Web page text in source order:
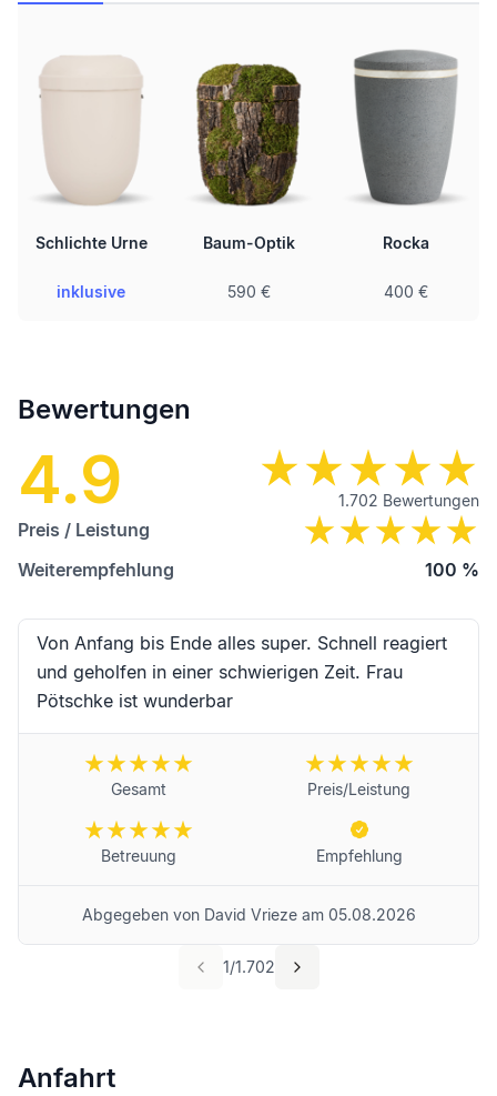
Schlichte Urne
inklusive
Baum-Optik
590 €
Rocka
400 €
Bewertungen
4.9 1.702 Bewertungen
Preis / Leistung
Weiterempfehlung
100 %
1/1.702
Von Anfang bis Ende alles super. Schnell reagiert
und geholfen in einer schwierigen Zeit. Frau
Pötschke ist wunderbar
Gesamt Preis/Leistung
Betreuung Empfehlung
Abgegeben von David Vriezeam 05.08.2026
Anfahrt